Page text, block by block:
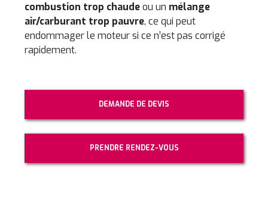
combustion trop chaudeou un mélange
air/carburant trop pauvre, ce qui peut
endommager le moteur si ce n’est pas corrigé
rapidement.
DEMANDE DE DEVIS
PRENDRE RENDEZ-VOUS